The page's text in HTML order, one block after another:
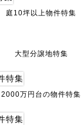
庭10坪以上物件特集
大型分譲地特集
2000万円台の物件特集